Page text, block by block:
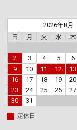
2026年8月
日
月 火 水 木
2
3 4 5 6
9
10 11 12 13
16
17 18 19 20
23
24 25 26 27
30
31
定休日